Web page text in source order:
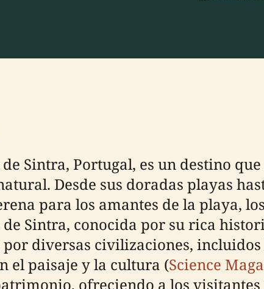
Sintra, Portugal, es un destino
Desde sus doradas playas
para los amantes de la playa,
Sintra, conocida por su rica
diversas civilizaciones,
el paisaje y la cultura (Science
ofreciendo a los visitantes